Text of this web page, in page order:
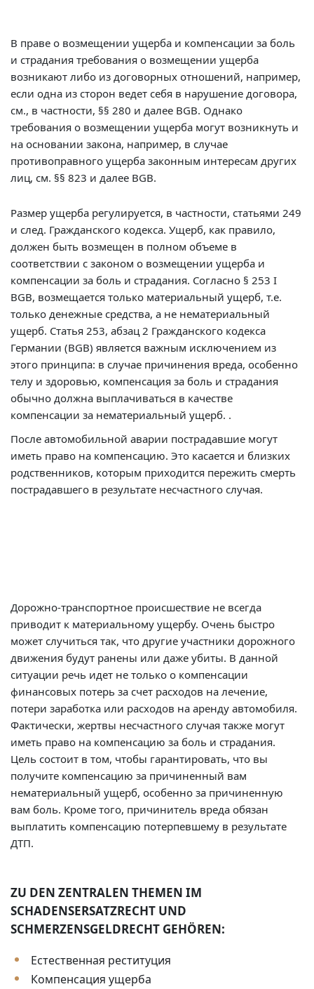
В праве о возмещении ущерба и компенсации за боль
и страдания требования о возмещении ущерба
возникают либо из договорных отношений, например,
если одна из сторон ведет себя в нарушение договора,
см., в частности, §§ 280 и далее BGB. Однако
требования о возмещении ущерба могут возникнуть и
на основании закона, например, в случае
противоправного ущерба законным интересам других
лиц, см. §§ 823 и далее BGB.
Размер ущерба регулируется, в частности, статьями 249
и след. Гражданского кодекса. Ущерб, как правило,
должен быть возмещен в полном объеме в
соответствии с законом о возмещении ущерба и
компенсации за боль и страдания. Согласно § 253 I
BGB, возмещается только материальный ущерб, т.е.
только денежные средства, а не нематериальный
ущерб. Статья 253, абзац 2 Гражданского кодекса
Германии (BGB) является важным исключением из
этого принципа: в случае причинения вреда, особенно
телу и здоровью, компенсация за боль и страдания
обычно должна выплачиваться в качестве
компенсации за нематериальный ущерб. .
После автомобильной аварии пострадавшие могут
иметь право на компенсацию. Это касается и близких
родственников, которым приходится пережить смерть
пострадавшего в результате несчастного случая.
Дорожно-транспортное происшествие не всегда
приводит к материальному ущербу. Очень быстро
может случиться так, что другие участники дорожного
движения будут ранены или даже убиты. В данной
ситуации речь идет не только о компенсации
финансовых потерь за счет расходов на лечение,
потери заработка или расходов на аренду автомобиля.
Фактически, жертвы несчастного случая также могут
иметь право на компенсацию за боль и страдания.
Цель состоит в том, чтобы гарантировать, что вы
получите компенсацию за причиненный вам
нематериальный ущерб, особенно за причиненную
вам боль. Кроме того, причинитель вреда обязан
выплатить компенсацию потерпевшему в результате
ДТП.
ZU DEN ZENTRALEN THEMEN IM
SCHADENSERSATZRECHT UND
SCHMERZENSGELDRECHT GEHÖREN:
Естественная реституция
Компенсация ущерба